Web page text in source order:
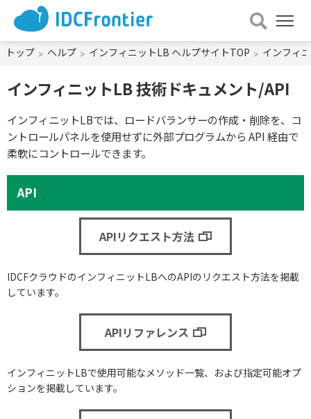
メ
ニュー
トップ ヘルプ インフィニットLB ヘルプサイトTOP インフィ
インフィニットLB 技術ドキュメント/API
インフィニットLBでは、ロードバランサーの作成・削除を、コ
ントロールパネルを使用せずに外部プログラムから API 経由で
柔軟にコントロールできます。
API
APIリクエスト方法
IDCFクラウドのインフィニットLBへのAPIのリクエスト方法を掲載
しています。
APIリファレンス
インフィニットLBで使用可能なメソッド一覧、および指定可能オプ
ションを掲載しています。